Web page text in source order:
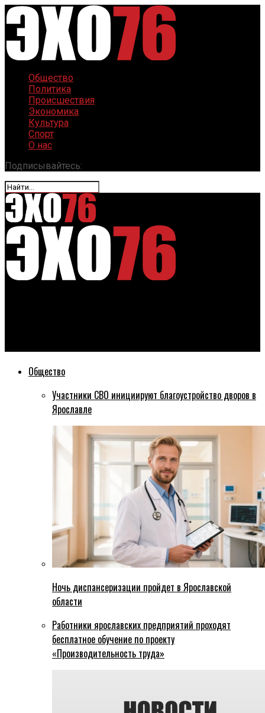
Общество
Политика
Происшествия
Экономика
Культура
Спорт
О нас
Подписывайтесь:
Общество
Участники СВО инициируют благоустройство дворов в
Ярославле
Ночь диспансеризации пройдет в Ярославской
области
Работники ярославских предприятий проходят
бесплатное обучение по проекту
«Производительность труда»